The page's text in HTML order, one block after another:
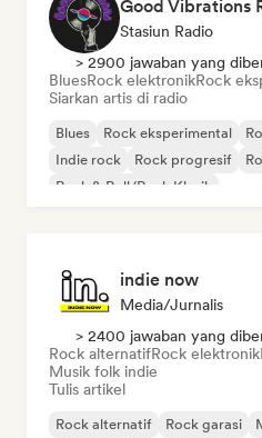
Good Vibrations
Stasiun Radio
> 2900 jawaban yang
BluesRock elektronikRock
Siarkan artis di radio
Blues Rock eksperimental
Indie rock
Rock progresif
Rock & Roll/Rock Klasik
indie now
Media/Jurnalis
> 2400 jawaban yang
Rock alternatifRock elektronik
Musik folk indie
Tulis artikel
Rock alternatif Rock garasi